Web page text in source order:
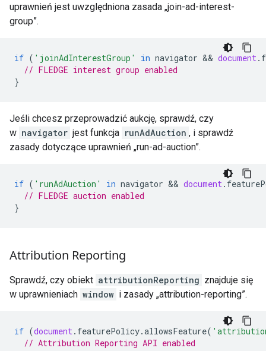
uprawnień jest uwzględniona zasada „join-ad-interest-
group”.
if ( 'joinAdInterestGroup' in navigator && document.
// FLEDGE interest group enabled
}
Jeśli chcesz przeprowadzić aukcję, sprawdź, czy
w navigator jest funkcja runAdAuction , i sprawdź
zasady dotyczące uprawnień „run-ad-auction”.
if ( 'runAdAuction' in navigator && document.
// FLEDGE auction enabled
}
Attribution Reporting
Sprawdź, czy obiekt attributionReporting znajduje się
w uprawnieniach window i zasady „attribution-reporting”.
if (document. featurePolicy.allowsFeature(
// Attribution Reporting API enabled